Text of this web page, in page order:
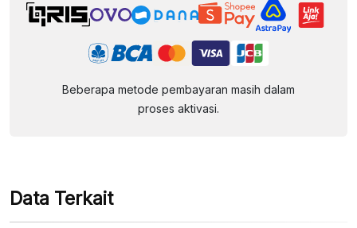
Beberapa metode pembayaran masih dalam
proses aktivasi.
Data Terkait